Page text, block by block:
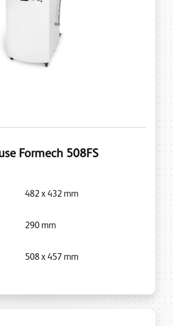
Formech 508FS
482 x 432 mm
290 mm
508 x 457 mm